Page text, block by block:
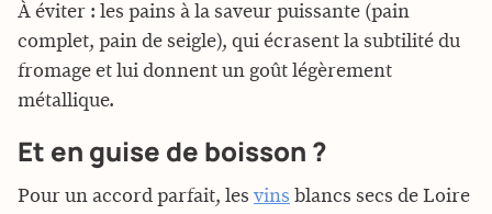
À éviter : les pains à la saveur puissante (pain
complet, pain de seigle), qui écrasent la subtilité du
fromage et lui donnent un goût légèrement
métallique.
Et en guise de boisson ?
Pour un accord parfait, les vins blancs secs de Loire